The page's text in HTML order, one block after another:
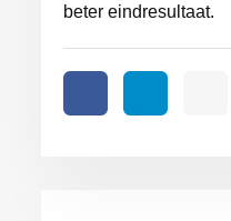
beter eindresultaat.